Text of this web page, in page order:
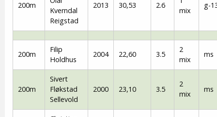
200m
Kverndal
Reigstad
2013 30,53 2.6
mix
g-
200m
Filip
Holdhus
2004 22,60 3.5
2
mix
ms
200m
Sivert
Fløkstad
Sellevold
2000 23,10 3.5
2
mix
ms